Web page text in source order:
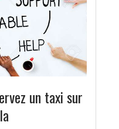
un taxi sur